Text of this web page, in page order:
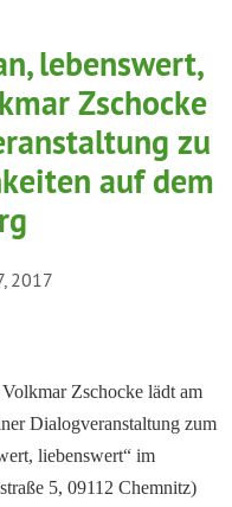
lebenswert,
Zschocke
zu
auf dem
2017
Zschocke lädt am
Dialogveranstaltung zum
liebenswert“ im
5, 09112 Chemnitz)